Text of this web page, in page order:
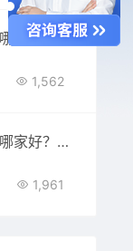
免备案服务器哪家好？国外服务器哪家好？麋鹿科技云服务器好
1,562
国内云服务器哪家好？首选麋鹿科技云
1,961